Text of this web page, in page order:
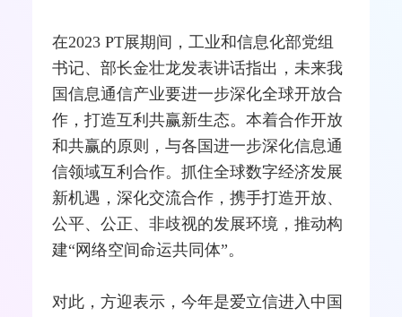
在2023 PT展期间，工业和信息化部党组
书记、部长金壮龙发表讲话指出，未来我
国信息通信产业要进一步深化全球开放合
作，打造互利共赢新生态。本着合作开放
和共赢的原则，与各国进一步深化信息通
信领域互利合作。抓住全球数字经济发展
新机遇，深化交流合作，携手打造开放、
公平、公正、非歧视的发展环境，推动构
建“网络空间命运共同体”。
对此，方迎表示，今年是爱立信进入中国